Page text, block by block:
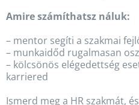
Amire számíthatsz náluk:
– mentor segíti a szakmai
– munkaidőd rugalmasan
– kölcsönös elégedettség
karriered
Ismerd meg a HR szakmát,